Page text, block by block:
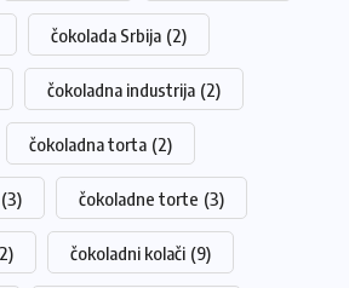
čokolada Srbija (2)
čokoladna industrija (2)
čokoladna torta (2)
(3) čokoladne torte (3)
čokoladni kolači (9)